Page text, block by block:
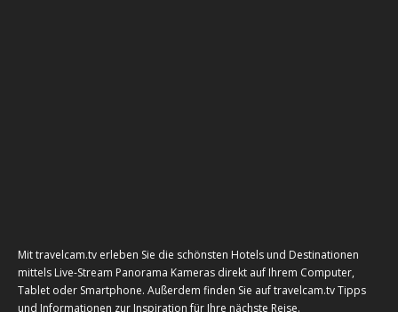
Mit travelcam.tv erleben Sie die schönsten Hotels und Destinationen
mittels Live-Stream Panorama Kameras direkt auf Ihrem Computer,
Tablet oder Smartphone. Außerdem finden Sie auf travelcam.tv Tipps
und Informationen zur Inspiration für Ihre nächste Reise.